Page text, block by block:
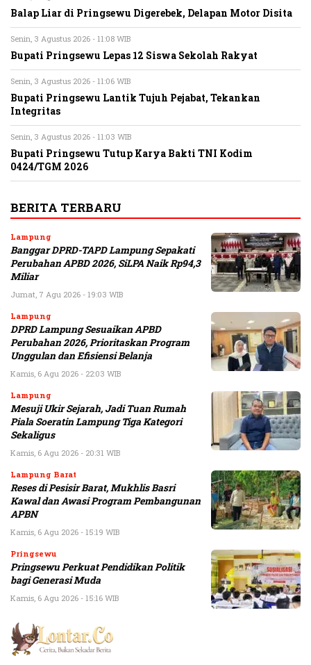
Balap Liar di Pringsewu Digerebek, Delapan Motor Disita
Senin, 3 Agustus 2026 - 11:08 WIB
Bupati Pringsewu Lepas 12 Siswa Sekolah Rakyat
Senin, 3 Agustus 2026 - 11:06 WIB
Bupati Pringsewu Lantik Tujuh Pejabat, Tekankan
Integritas
Senin, 3 Agustus 2026 - 11:03 WIB
Bupati Pringsewu Tutup Karya Bakti TNI Kodim
0424/TGM 2026
BERITA TERBARU
Lampung
Banggar DPRD-TAPD Lampung Sepakati
Perubahan APBD 2026, SiLPA Naik Rp94,3
Miliar
Jumat, 7 Agu 2026 - 19:03 WIB
Lampung
DPRD Lampung Sesuaikan APBD
Perubahan 2026, Prioritaskan Program
Unggulan dan Efisiensi Belanja
Kamis, 6 Agu 2026 - 22:03 WIB
Lampung
Mesuji Ukir Sejarah, Jadi Tuan Rumah
Piala Soeratin Lampung Tiga Kategori
Sekaligus
Kamis, 6 Agu 2026 - 20:31 WIB
Lampung Barat
Reses di Pesisir Barat, Mukhlis Basri
Kawal dan Awasi Program Pembangunan
APBN
Kamis, 6 Agu 2026 - 15:19 WIB
Pringsewu
Pringsewu Perkuat Pendidikan Politik
bagi Generasi Muda
Kamis, 6 Agu 2026 - 15:16 WIB